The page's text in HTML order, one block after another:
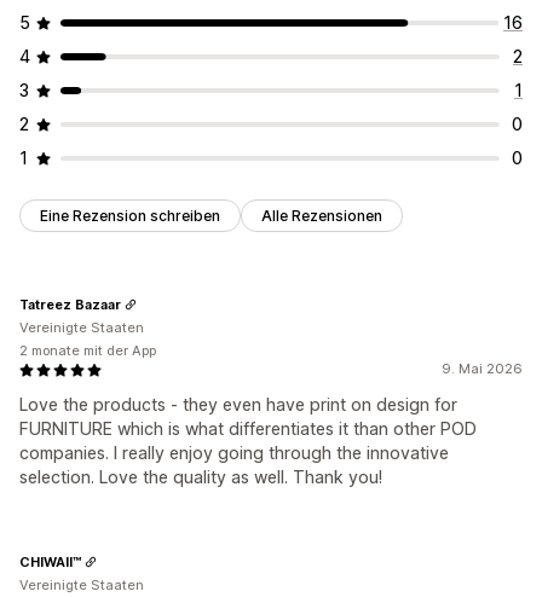
5
16
4
2
3
1
2
0
1
0
Eine Rezension schreiben Alle Rezensionen
9. Mai 2026
Love the products - they even have print on design for
FURNITURE which is what differentiates it than other POD
companies. I really enjoy going through the innovative
selection. Love the quality as well. Thank you!
Tatreez Bazaar
Vereinigte Staaten
2 monate mit der App
CHIWAII™
Vereinigte Staaten